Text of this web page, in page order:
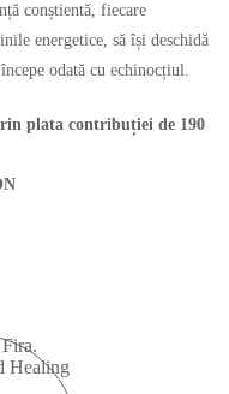
conștientă, fiecare
energetice, să își deschidă
odată cu echinocțiul.
plata contribuției de 190